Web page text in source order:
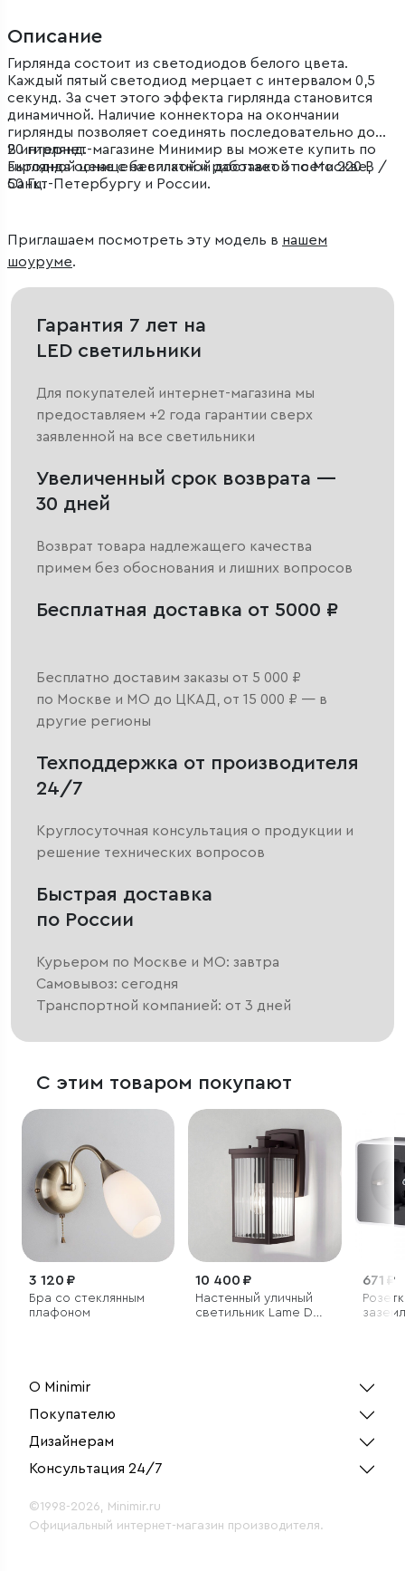
Описание
Гирлянда состоит из светодиодов белого цвета.
Каждый пятый светодиод мерцает с интервалом 0,5
секунд. За счет этого эффекта гирлянда становится
динамичной. Наличие коннектора на окончании
гирлянды позволяет соединять последовательно до
20 гирлянд.
Гирлянда оснащена вилкой и работает от сети 220 В /
50 Гц.
В интернет-магазине Минимир вы можете купить по
выгодной цене с бесплатной доставкой по Москве,
Санкт-Петербургу и России.
Приглашаем посмотреть эту модель в нашем
шоуруме.
Гарантия 7 лет на
LED светильники
Для покупателей интернет-магазина мы
предоставляем +2 года гарантии сверх
заявленной на все светильники
Увеличенный срок возврата —
30 дней
Возврат товара надлежащего качества
примем без обоснования и лишних вопросов
Бесплатная доставка от 5000 ₽
Бесплатно доставим заказы от 5 000 ₽
по Москве и МО до ЦКАД, от 15 000 ₽ — в
другие регионы
Техподдержка от производителя
24/7
Круглосуточная консультация о продукции и
решение технических вопросов
Быстрая доставка
по России
Курьером по Москве и МО: завтра
Самовывоз: сегодня
Транспортной компанией: от 3 дней
С этим товаром покупают
3 120 ₽
Бра со стеклянным
плафоном
10 400 ₽
Настенный уличный
светильник Lame D
671 ₽
О Minimir
Покупателю
Дизайнерам
Консультация 24/7
©1998-2026, Minimir.ru
Официальный интернет-магазин производителя.